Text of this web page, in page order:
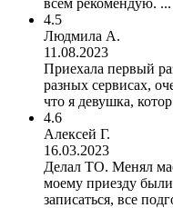
4.5
Людмила А.
11.08.2023
Приехала первый
разных сервисах,
что я девушка,
4.6
Алексей Г.
16.03.2023
Делал ТО. Менял
моему приезду
записаться, все